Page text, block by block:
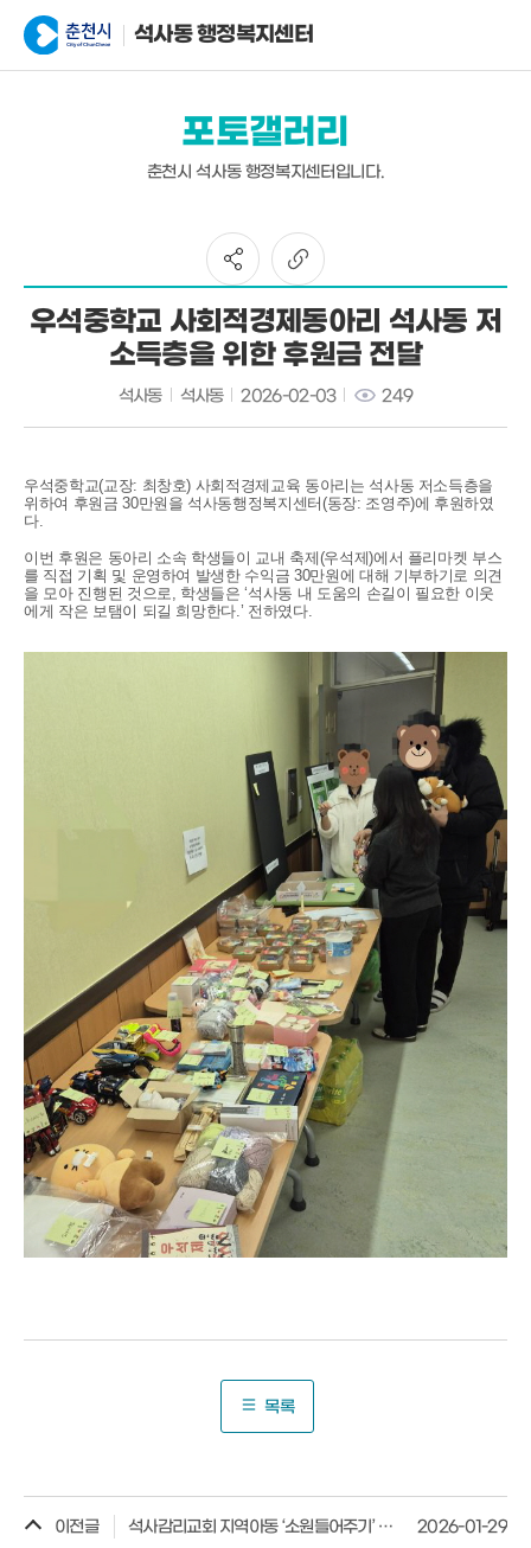
석사동 행정복지센터
포토갤러리
춘천시 석사동 행정복지센터입니다.
우석중학교 사회적경제동아리 석사동 저
소득층을 위한 후원금 전달
석사동 석사동 2026-02-03 249
우석중학교(교장: 최창호) 사회적경제교육 동아리는 석사동 저소득층을
위하여 후원금30만원을 석사동행정복지센터(동장: 조영주)에 후원하였
다.
이번 후원은 동아리 소속 학생들이 교내 축제(우석제)에서 플리마켓 부스
를 직접 기획 및 운영하여 발생한 수익금 30만원에 대해 기부하기로 의견
을 모아 진행된 것으로, 학생들은‘석사동 내 도움의 손길이 필요한 이웃
에게 작은 보탬이 되길 희망한다.’ 전하였다.
목록
이전글 석사감리교회 지역아동 ‘소원들어주기’ 트레킹화 전달식 2026-01-29